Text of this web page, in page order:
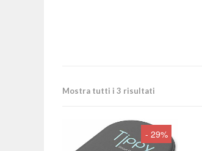
Mostra tutti i 3 risultati
- 29%